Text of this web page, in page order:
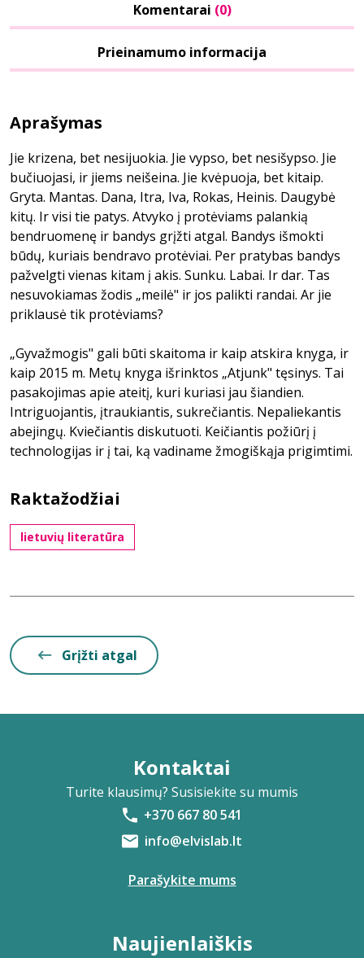
Komentarai (0)
Prieinamumo informacija
Aprašymas
Jie krizena, bet nesijuokia. Jie vypso, bet nesišypso. Jie
bučiuojasi, ir jiems neišeina. Jie kvėpuoja, bet kitaip.
Gryta. Mantas. Dana, Itra, Iva, Rokas, Heinis. Daugybė
kitų. Ir visi tie patys. Atvyko į protėviams palankią
bendruomenę ir bandys grįžti atgal. Bandys išmokti
būdų, kuriais bendravo protėviai. Per pratybas bandys
pažvelgti vienas kitam į akis. Sunku. Labai. Ir dar. Tas
nesuvokiamas žodis „meilė" ir jos palikti randai. Ar jie
priklausė tik protėviams?
„Gyvažmogis" gali būti skaitoma ir kaip atskira knyga, ir
kaip 2015 m. Metų knyga išrinktos „Atjunk" tęsinys. Tai
pasakojimas apie ateitį, kuri kuriasi jau šiandien.
Intriguojantis, įtraukiantis, sukrečiantis. Nepaliekantis
abejingų. Kviečiantis diskutuoti. Keičiantis požiūrį į
technologijas ir į tai, ką vadiname žmogiškąja prigimtimi.
Raktažodžiai
lietuvių literatūra
Grįžti atgal
Kontaktai
Turite klausimų? Susisiekite su mumis
+370 667 80 541
info@elvislab.lt
Parašykite mums
Naujienlaiškis